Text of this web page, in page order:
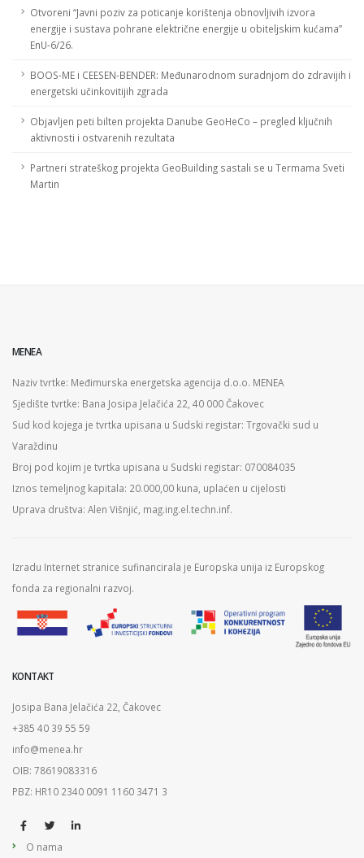
Otvoreni “Javni poziv za poticanje korištenja obnovljivih izvora
energije i sustava pohrane električne energije u obiteljskim kućama”
EnU-6/26.
BOOS-ME i CEESEN-BENDER: Međunarodnom suradnjom do zdravijih i
energetski učinkovitijih zgrada
Objavljen peti bilten projekta Danube GeoHeCo – pregled ključnih
aktivnosti i ostvarenih rezultata
Partneri strateškog projekta GeoBuilding sastali se u Termama Sveti
Martin
MENEA
Naziv tvrtke: Međimurska energetska agencija d.o.o. MENEA
Sjedište tvrtke: Bana Josipa Jelačića 22, 40 000 Čakovec
Sud kod kojega je tvrtka upisana u Sudski registar: Trgovački sud u
Varaždinu
Broj pod kojim je tvrtka upisana u Sudski registar: 070084035
Iznos temeljnog kapitala: 20.000,00 kuna, uplaćen u cijelosti
Uprava društva: Alen Višnjić, mag.ing.el.techn.inf.
Izradu Internet stranice sufinancirala je Europska unija iz Europskog
fonda za regionalni razvoj.
KONTAKT
Josipa Bana Jelačića 22, Čakovec
+385 40 39 55 59
info@menea.hr
OIB: 78619083316
PBZ: HR10 2340 0091 1160 3471 3
O nama